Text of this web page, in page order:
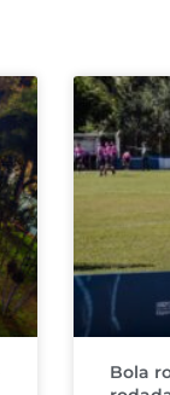
Bola